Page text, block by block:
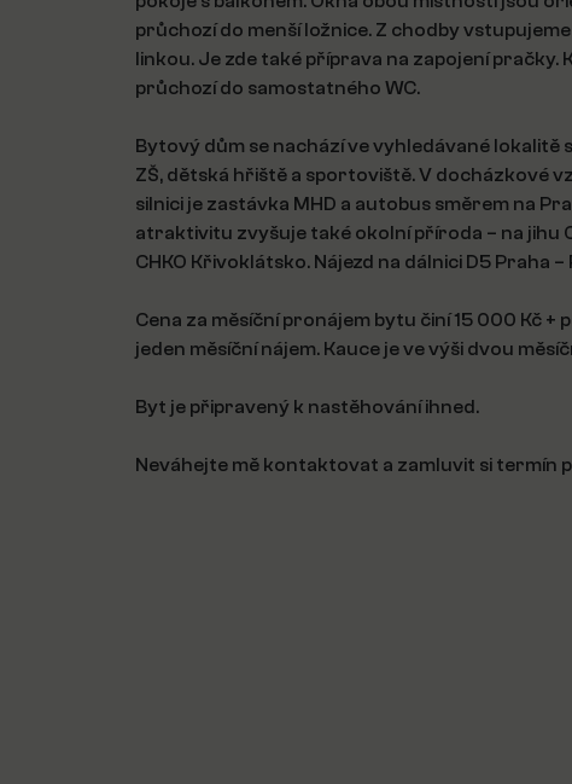
průchozí do menší ložnice. Z chodby
linkou. Je zde také příprava na zapojení pračky.
průchozí do samostatného WC.
Bytový dům se nachází ve vyhledávané lokalitě
ZŠ, dětská hřiště a sportoviště. V docházkové
silnici je zastávka MHD a autobus směrem na
atraktivitu zvyšuje také okolní příroda – na jihu
CHKO Křivoklátsko. Nájezd na dálnici D5 Praha –
Cena za měsíční pronájem bytu činí 15 000 Kč +
jeden měsíční nájem. Kauce je ve výši dvou
Byt je připravený k nastěhování ihned.
Neváhejte mě kontaktovat a zamluvit si termín